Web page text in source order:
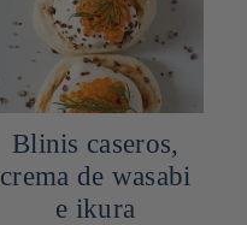
Blinis caseros,
crema de wasabi
e ikura